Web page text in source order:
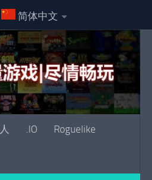
简体中文
.IO Roguelike